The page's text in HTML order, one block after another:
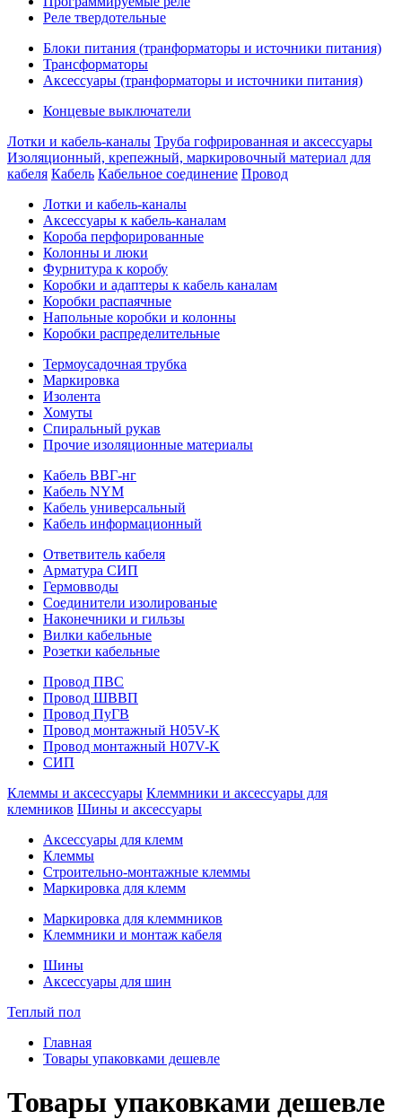
Реле твердотельные
Блоки питания (транформаторы и источники питания)
Трансформаторы
Аксессуары (транформаторы и источники питания)
Концевые выключатели
Лотки и кабель-каналы Труба гофрированная и аксессуары
Изоляционный, крепежный, маркировочный материал для
кабеля Кабель Кабельное соединение Провод
Лотки и кабель-каналы
Аксессуары к кабель-каналам
Короба перфорированные
Колонны и люки
Фурнитура к коробу
Коробки и адаптеры к кабель каналам
Коробки распаячные
Напольные коробки и колонны
Коробки распределительные
Термоусадочная трубка
Маркировка
Изолента
Хомуты
Спиральный рукав
Прочие изоляционные материалы
Кабель ВВГ-нг
Кабель NYM
Кабель универсальный
Кабель информационный
Ответвитель кабеля
Арматура СИП
Гермовводы
Соединители изолированые
Наконечники и гильзы
Вилки кабельные
Розетки кабельные
Провод ПВС
Провод ШВВП
Провод ПуГВ
Провод монтажный H05V-K
Провод монтажный H07V-K
СИП
Клеммы и аксессуары Клеммники и аксессуары для
клемников Шины и аксессуары
Аксессуары для клемм
Клеммы
Строительно-монтажные клеммы
Маркировка для клемм
Маркировка для клеммников
Клеммники и монтаж кабеля
Шины
Аксессуары для шин
Теплый пол
Главная
Товары упаковками дешевле
Товары упаковками дешевле